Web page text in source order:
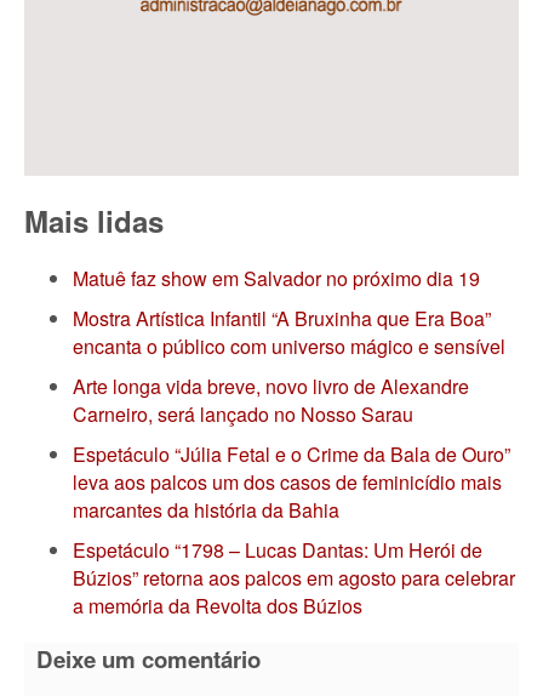
Mais lidas
Matuê faz show em Salvador no próximo dia 19
Mostra Artística Infantil “A Bruxinha que Era Boa”
encanta o público com universo mágico e sensível
Arte longa vida breve, novo livro de Alexandre
Carneiro, será lançado no Nosso Sarau
Espetáculo “Júlia Fetal e o Crime da Bala de Ouro”
leva aos palcos um dos casos de feminicídio mais
marcantes da história da Bahia
Espetáculo “1798 – Lucas Dantas: Um Herói de
Búzios” retorna aos palcos em agosto para celebrar
a memória da Revolta dos Búzios
Deixe um comentário